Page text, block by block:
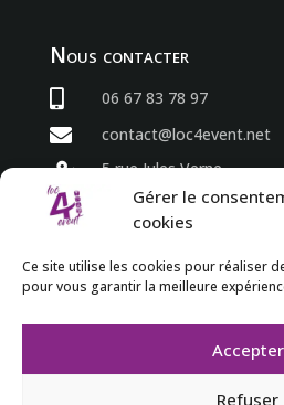
Gérer le
cookies
Ce site utilise les cookies pour réaliser
pour vous garantir la meilleure
Accepter
Refuser
Nous contacter
 06 67 83 78 97
 contact@loc4event.net

5 rue Jules Verne
86800 Sèvres
 du lundi au vendredi
 8h00 à 18h00